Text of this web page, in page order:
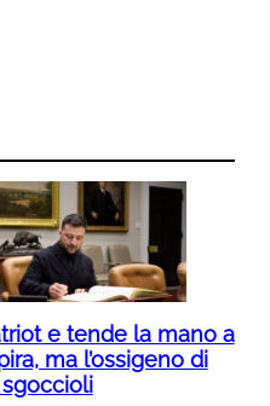
e tende la mano a
ma l’ossigeno di